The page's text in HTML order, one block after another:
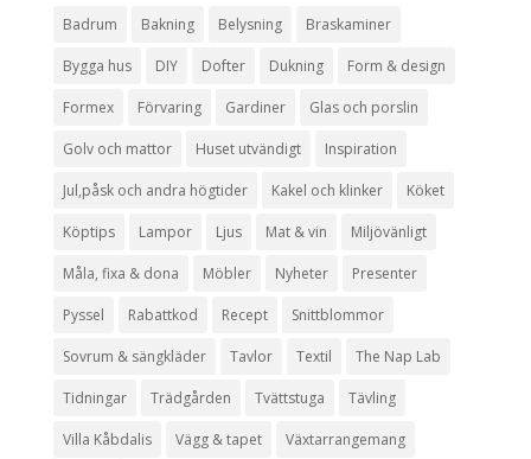
Badrum Bakning Belysning Braskaminer
Bygga hus DIY Dofter Dukning Form & design
Formex Förvaring Gardiner Glas och porslin
Golv och mattor Huset utvändigt Inspiration
Jul,påsk och andra högtider Kakel och klinker Köket
Köptips Lampor Ljus Mat & vin Miljövänligt
Måla, fixa & dona Möbler Nyheter Presenter
Pyssel Rabattkod Recept Snittblommor
Sovrum & sängkläder Tavlor Textil The Nap Lab
Tidningar Trädgården Tvättstuga Tävling
Villa Kåbdalis Vägg & tapet Växtarrangemang